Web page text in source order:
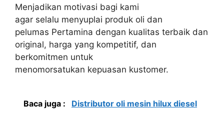
Menjadikan motivasi bagi kami
agar selalu menyuplai produk oli dan
pelumas Pertamina dengan kualitas terbaik dan
original, harga yang kompetitif, dan
berkomitmen untuk
menomorsatukan kepuasan kustomer.
Baca juga : Distributor oli mesin hilux diesel